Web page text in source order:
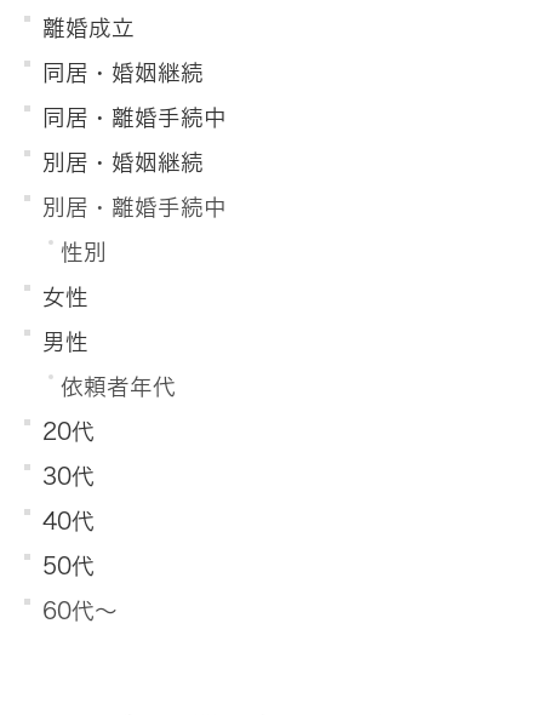
離婚成立
同居・婚姻継続
同居・離婚手続中
別居・婚姻継続
別居・離婚手続中
性別
女性
男性
依頼者年代
20代
30代
40代
50代
60代～